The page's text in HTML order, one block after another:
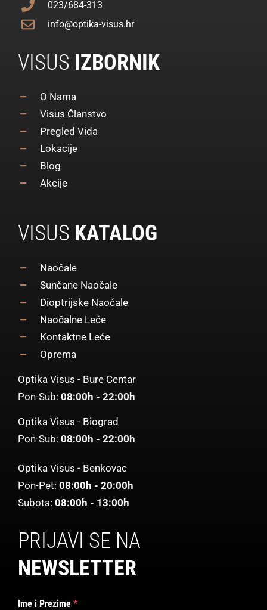
023/684-313
info@optika-visus.hr
VISUS IZBORNIK
O Nama
Visus Članstvo
Pregled Vida
Lokacije
Blog
Akcije
VISUS KATALOG
Naočale
Sunčane Naočale
Dioptrijske Naočale
Naočalne Leće
Kontaktne Leće
Oprema
Optika Visus - Bure Centar
Pon-Sub: 08:00h - 22:00h
Optika Visus - Biograd
Pon-Sub: 08:00h - 22:00h
Optika Visus - Benkovac
Pon-Pet: 08:00h - 20:00h
Subota: 08:00h - 13:00h
PRIJAVI SE NA
NEWSLETTER
Ime i Prezime *